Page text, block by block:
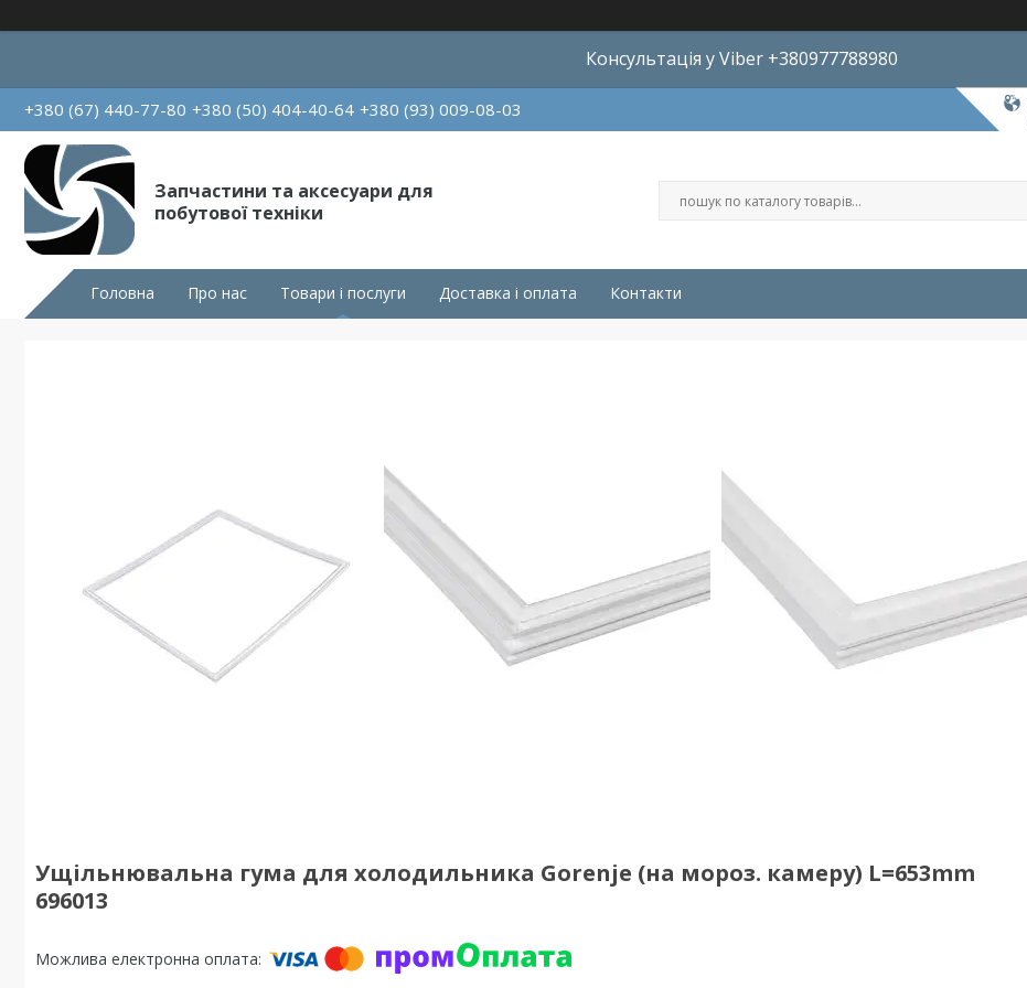
Консультація у Viber +380977788980
+380 (67) 440-77-80 +380 (50) 404-40-64 +380 (93) 009-08-03
Запчастини та аксесуари для
побутової техніки
Головна Про нас Товари і послуги Доставка і оплата Контакти
Ущільнювальна гума для холодильника Gorenje (на мороз. камеру) L=653mm
696013